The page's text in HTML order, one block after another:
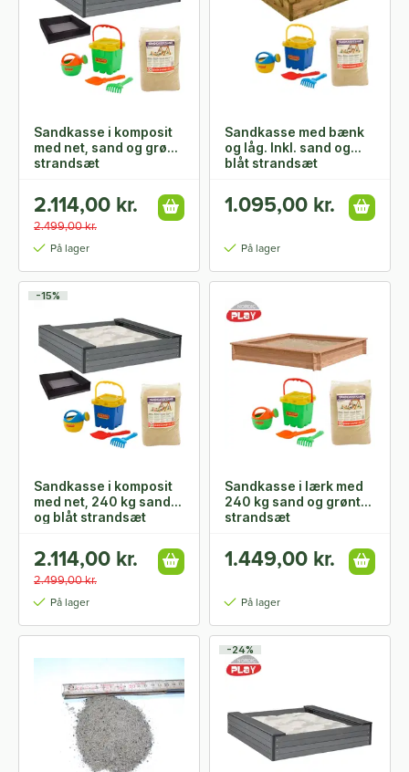
Sandkasse i komposit
med net, sand og grønt
strandsæt
2.114,00 kr.
2.499,00 kr.
På lager
Sandkasse med bænk
og låg. Inkl. sand og
blåt strandsæt
1.095,00 kr.
På lager
-15%
Sandkasse i komposit
med net, 240 kg sand
og blåt strandsæt
2.114,00 kr.
2.499,00 kr.
På lager
Sandkasse i lærk med
240 kg sand og grønt
strandsæt
1.449,00 kr.
På lager
-24%